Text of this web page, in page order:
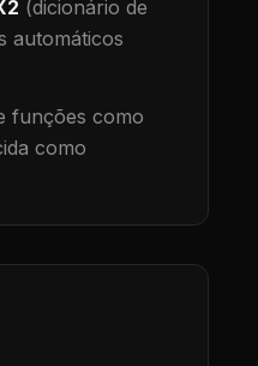
(dicionário de
automáticos
funções como
como